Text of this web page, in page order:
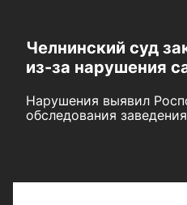
Челнинский суд
из-за нарушения
Нарушения выявил
обследования